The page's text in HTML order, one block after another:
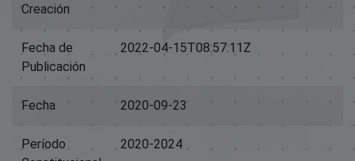
Creación
Fecha de
Publicación
2022-04-15T08:57:11Z
Fecha 2020-09-23
Período
2020-2024